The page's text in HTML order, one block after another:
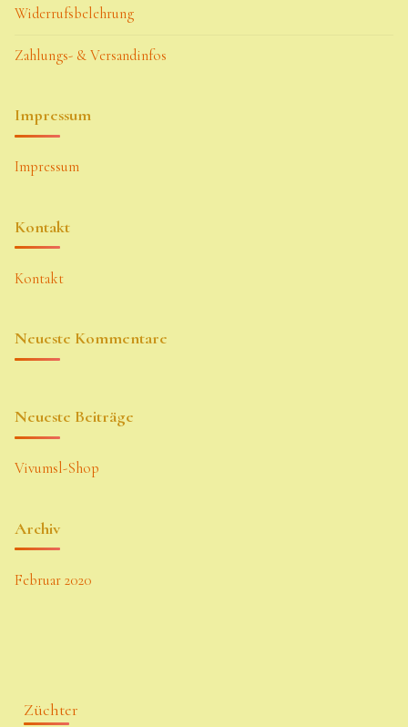
Widerrufsbelehrung
Zahlungs- & Versandinfos
Impressum
Impressum
Kontakt
Kontakt
Neueste Kommentare
Neueste Beiträge
Vivumsl-Shop
Archiv
Februar 2020
Züchter